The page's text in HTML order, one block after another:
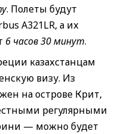
. Полеты будут
A321LR, а их
6 часов 30 минут.
казахстанцам
визу. Из
на острове Крит,
регулярными
— можно будет